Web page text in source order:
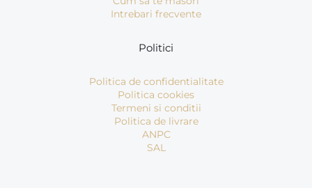
Intrebari frecvente
Politici
Politica de confidentialitate
Politica cookies
Termeni si conditii
Politica de livrare
ANPC
SAL